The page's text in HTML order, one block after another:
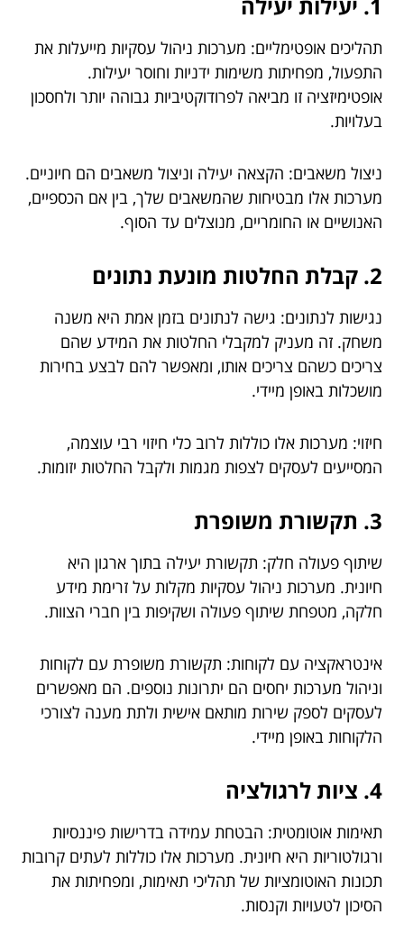
תהליכים אופטימליים: מערכות ניהול עסקיות מייעלות את
התפעול, מפחיתות משימות ידניות וחוסר יעילות.
אופטימיזציה זו מביאה לפרודוקטיביות גבוהה יותר ולחסכון
בעלויות.
ניצול משאבים: הקצאה יעילה וניצול משאבים הם חיוניים.
מערכות אלו מבטיחות שהמשאבים שלך, בין אם הכספיים,
האנושיים או החומריים, מנוצלים עד הסוף.
2. קבלת החלטות מונעת נתונים
נגישות לנתונים: גישה לנתונים בזמן אמת היא משנה
משחק. זה מעניק למקבלי החלטות את המידע שהם
צריכים כשהם צריכים אותו, ומאפשר להם לבצע בחירות
מושכלות באופן מיידי.
חיזוי: מערכות אלו כוללות לרוב כלי חיזוי רבי עוצמה,
המסייעים לעסקים לצפות מגמות ולקבל החלטות יזומות.
3. תקשורת משופרת
שיתוף פעולה חלק: תקשורת יעילה בתוך ארגון היא
חיונית. מערכות ניהול עסקיות מקלות על זרימת מידע
חלקה, מטפחת שיתוף פעולה ושקיפות בין חברי הצוות.
אינטראקציה עם לקוחות: תקשורת משופרת עם לקוחות
וניהול מערכות יחסים הם יתרונות נוספים. הם מאפשרים
לעסקים לספק שירות מותאם אישית ולתת מענה לצורכי
הלקוחות באופן מיידי.
4. ציות לרגולציה
תאימות אוטומטית: הבטחת עמידה בדרישות פיננסיות
ורגולטוריות היא חיונית. מערכות אלו כוללות לעתים קרובות
תכונות האוטומציות של תהליכי תאימות, ומפחיתות את
הסיכון לטעויות וקנסות.